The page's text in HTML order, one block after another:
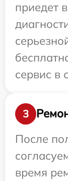
приедет
сервис в
3
После
время